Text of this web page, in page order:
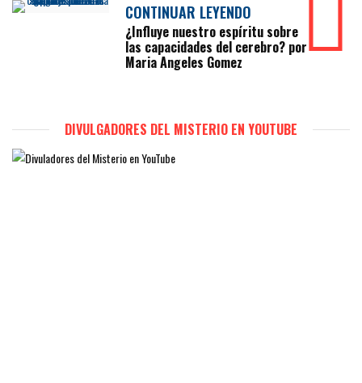
CONTINUAR LEYENDO
¿Influye nuestro espíritu sobre
las capacidades del cerebro? por
Maria Angeles Gomez
DIVULGADORES DEL MISTERIO EN YOUTUBE